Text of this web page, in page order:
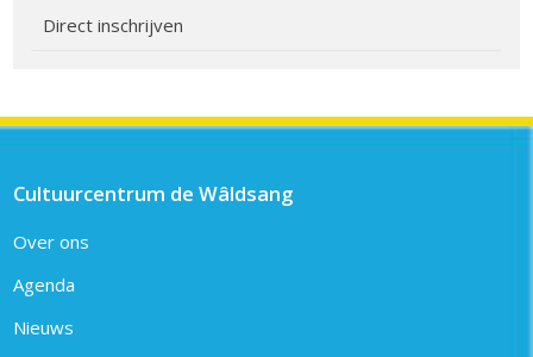
Direct inschrijven
Cultuurcentrum de Wâldsang
Over ons
Agenda
Nieuws